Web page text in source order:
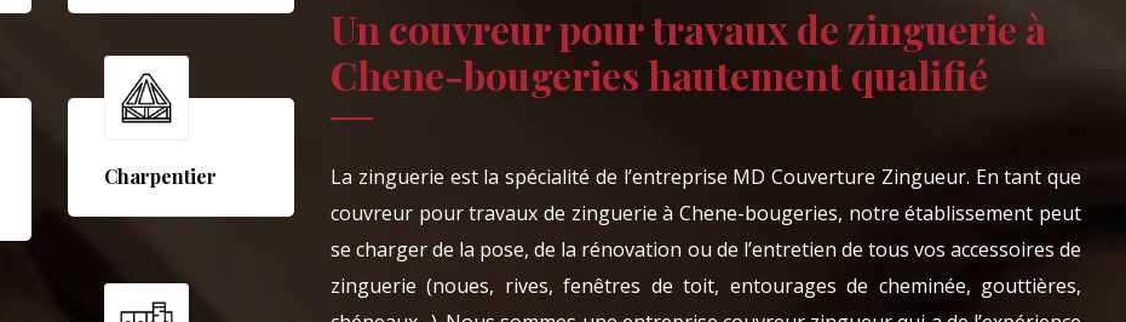
Charpentier
Un couvreur pour travaux de zinguerie à
Chene-bougeries hautement qualifié
La zinguerie est la spécialité de l’entreprise MD Couverture Zingueur. En tant que
couvreur pour travaux de zinguerie à Chene-bougeries, notre établissement peut
se charger de la pose, de la rénovation ou de l’entretien de tous vos accessoires de
zinguerie (noues, rives, fenêtres de toit, entourages de cheminée, gouttières,